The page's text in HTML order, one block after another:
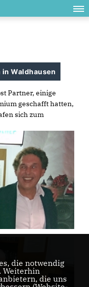
Waldhausen
Partner, einige
geschafft hatten,
sich zum
die notwendig
Weiterhin
die uns